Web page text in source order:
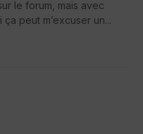
le forum, mais avec
ça peut m’excuser un...